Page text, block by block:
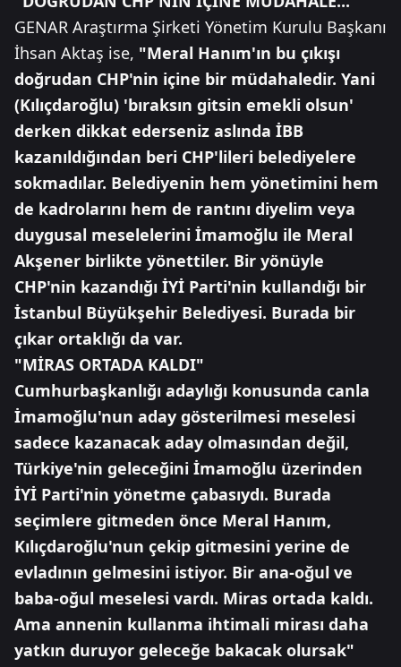
GENAR Araştırma Şirketi Yönetim Kurulu Başkanı
İhsan Aktaş ise, "Meral Hanım'ın bu çıkışı
doğrudan CHP'nin içine bir müdahaledir. Yani
(Kılıçdaroğlu) 'bıraksın gitsin emekli olsun'
derken dikkat ederseniz aslında İBB
kazanıldığından beri CHP'lileri belediyelere
sokmadılar. Belediyenin hem yönetimini hem
de kadrolarını hem de rantını diyelim veya
duygusal meselelerini İmamoğlu ile Meral
Akşener birlikte yönettiler. Bir yönüyle
CHP'nin kazandığı İYİ Parti'nin kullandığı bir
İstanbul Büyükşehir Belediyesi. Burada bir
çıkar ortaklığı da var.
"MİRAS ORTADA KALDI"
Cumhurbaşkanlığı adaylığı konusunda canla
İmamoğlu'nun aday gösterilmesi meselesi
sadece kazanacak aday olmasından değil,
Türkiye'nin geleceğini İmamoğlu üzerinden
İYİ Parti'nin yönetme çabasıydı. Burada
seçimlere gitmeden önce Meral Hanım,
Kılıçdaroğlu'nun çekip gitmesini yerine de
evladının gelmesini istiyor. Bir ana-oğul ve
baba-oğul meselesi vardı. Miras ortada kaldı.
Ama annenin kullanma ihtimali mirası daha
yatkın duruyor geleceğe bakacak olursak"